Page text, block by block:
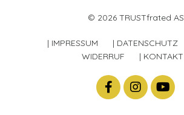
© 2026 TRUSTfrated AS
| IMPRESSUM | DATENSCHUTZ
WIDERRUF
| KONTAKT